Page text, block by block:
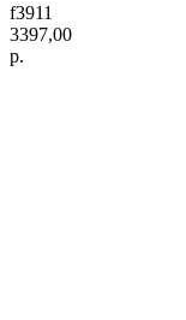
f3911
3397,00
р.